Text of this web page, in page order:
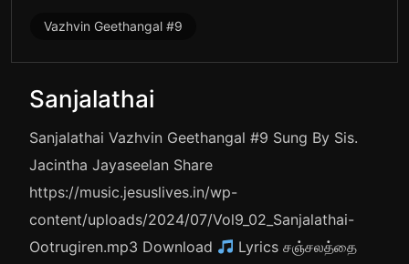
Vazhvin Geethangal #9
Sanjalathai
Sanjalathai Vazhvin Geethangal #9 Sung By Sis.
Jacintha Jayaseelan Share
https://music.jesuslives.in/wp-
content/uploads/2024/07/Vol9_02_Sanjalathai-
Ootrugiren.mp3 Download
Lyrics சஞ்சலத்தை